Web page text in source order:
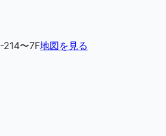
214〜7F地図を見る